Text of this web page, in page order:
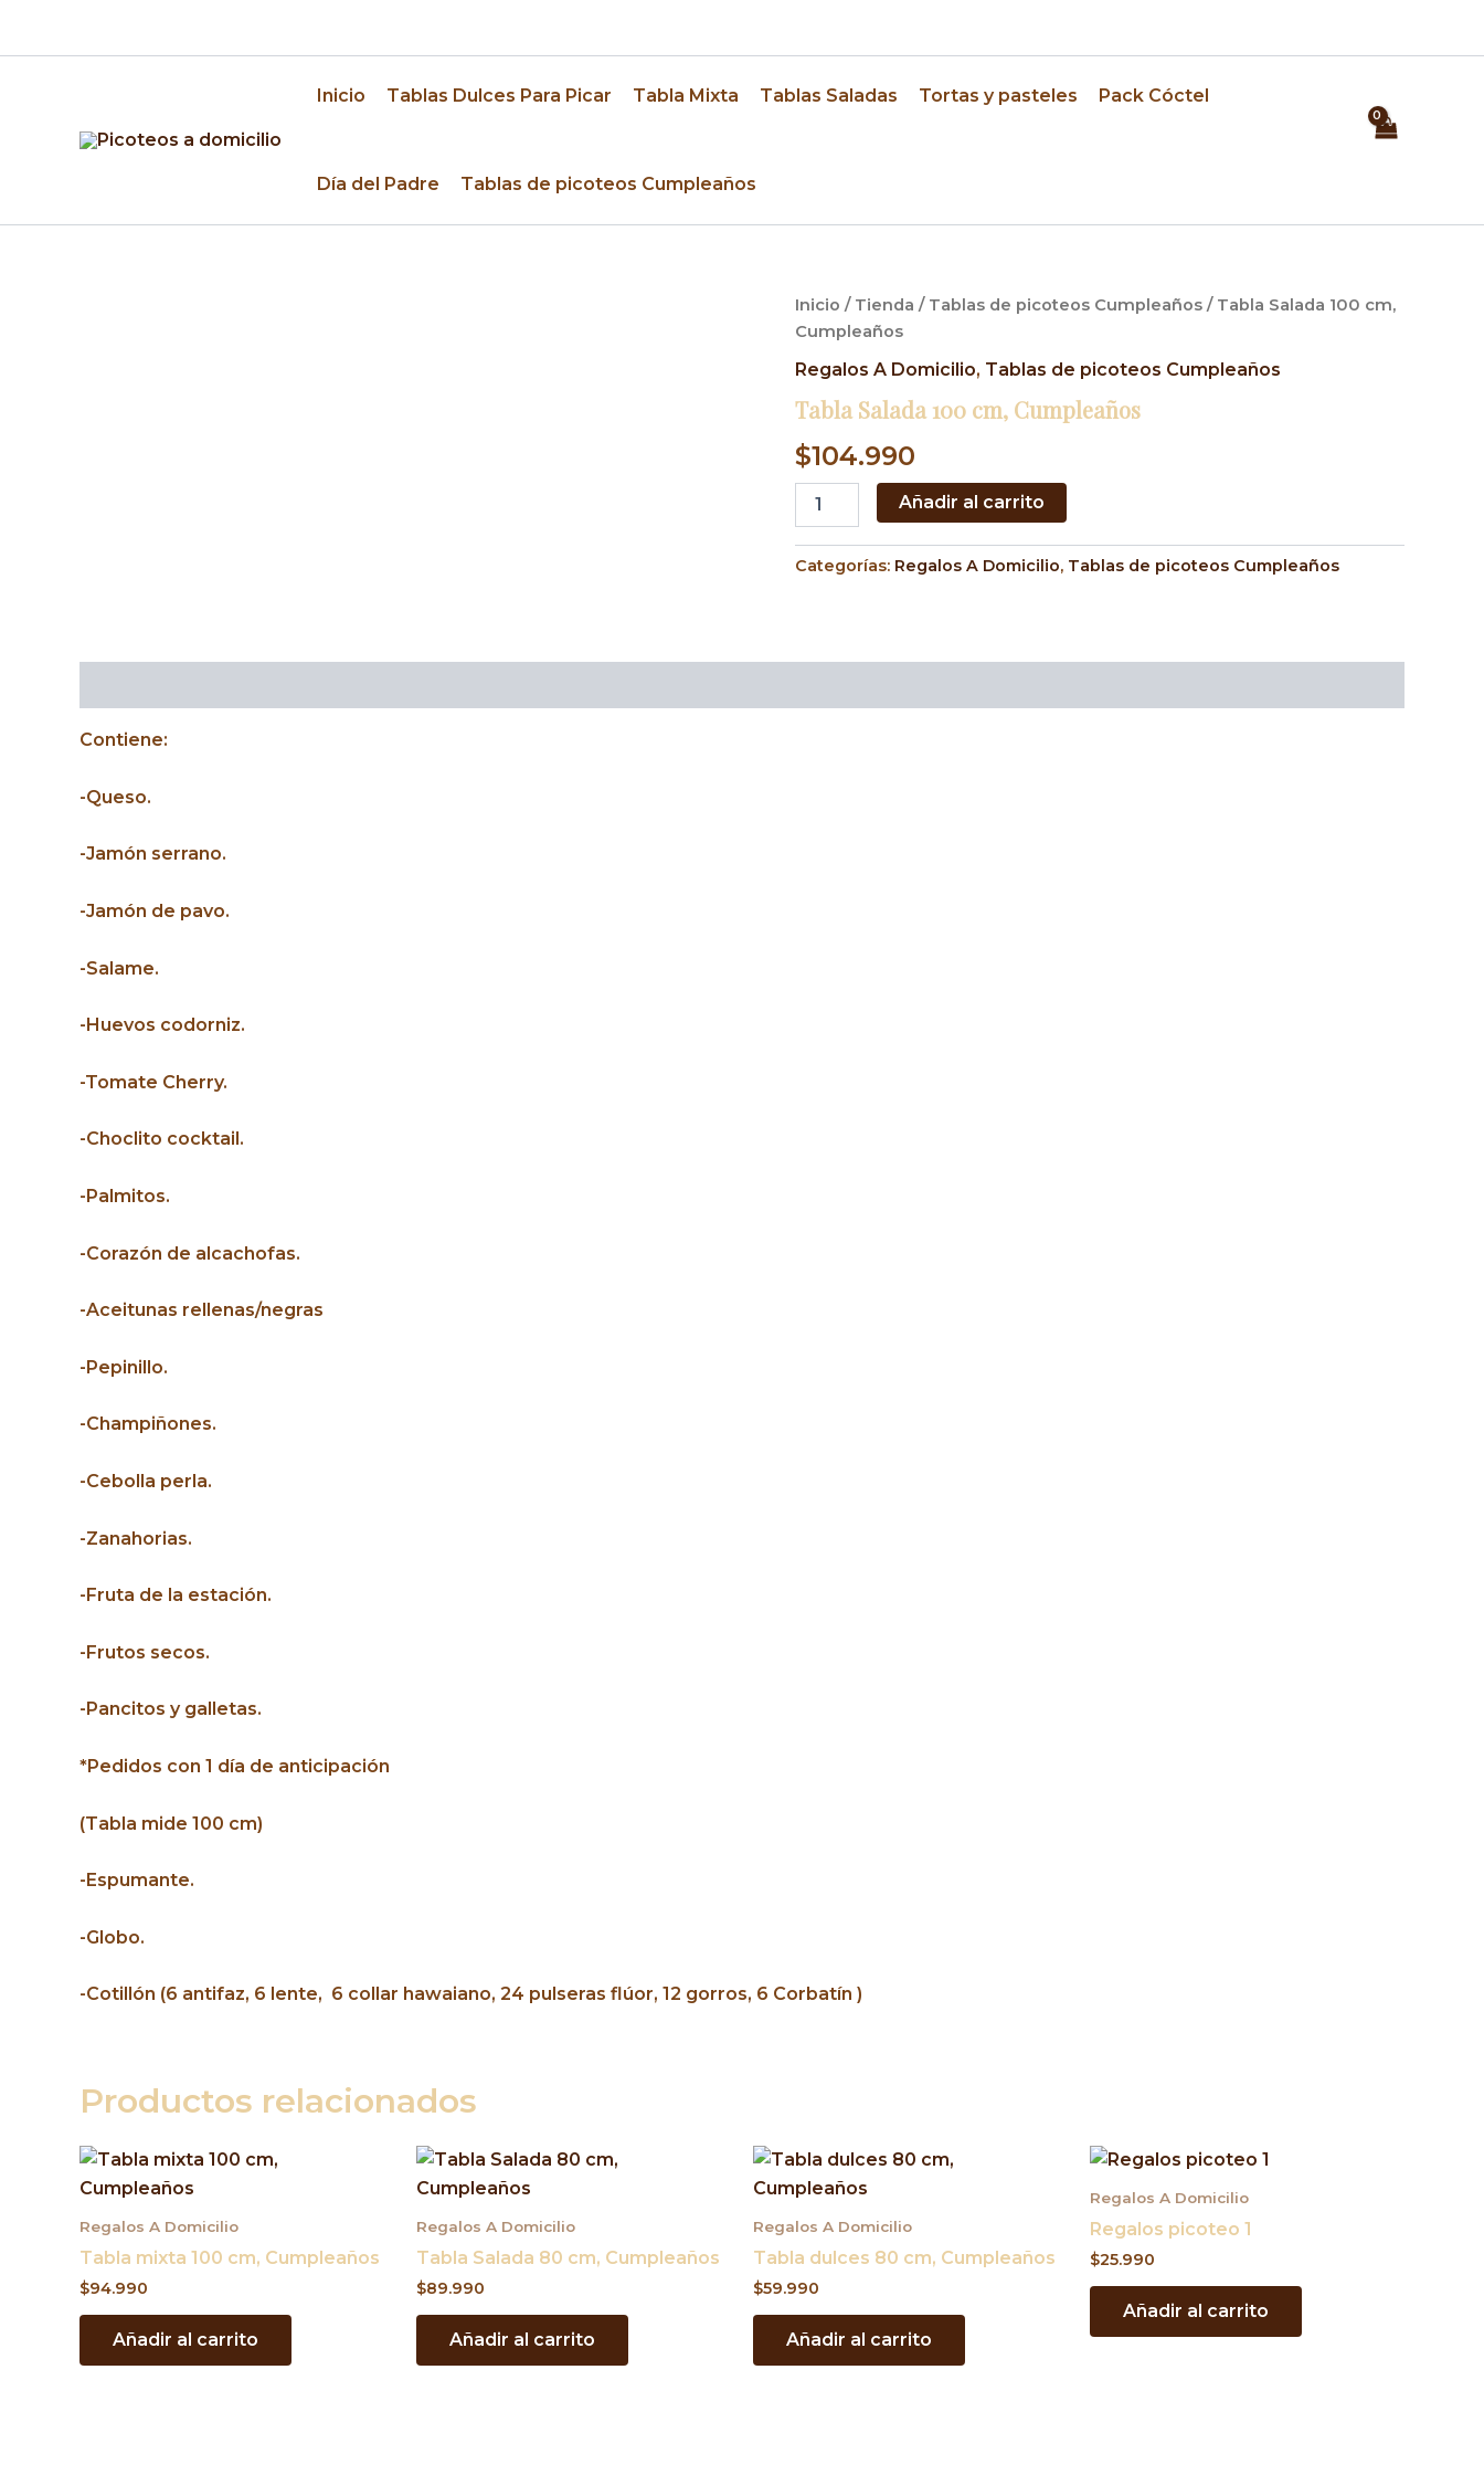
Inicio Tablas Dulces Para Picar Tabla Mixta Tablas Saladas Tortas y pasteles Pack Cóctel
Día del Padre Tablas de picoteos Cumpleaños
Inicio / Tienda / Tablas de picoteos Cumpleaños / Tabla Salada 100 cm,
Cumpleaños
Regalos A Domicilio, Tablas de picoteos Cumpleaños
Tabla Salada 100 cm, Cumpleaños
$104.990
Tabla
Salada
cm,
cantidad
Añadir al carrito
Categorías: Regalos A Domicilio, Tablas de picoteos Cumpleaños
Contiene:
-Queso.
-Jamón serrano.
-Jamón de pavo.
-Salame.
-Huevos codorniz.
-Tomate Cherry.
-Choclito cocktail.
-Palmitos.
-Corazón de alcachofas.
-Aceitunas rellenas/negras
-Pepinillo.
-Champiñones.
-Cebolla perla.
-Zanahorias.
-Fruta de la estación.
-Frutos secos.
-Pancitos y galletas.
*Pedidos con 1 día de anticipación
(Tabla mide 100 cm)
-Espumante.
-Globo.
-Cotillón (6 antifaz, 6 lente, 6 collar hawaiano, 24 pulseras flúor, 12 gorros, 6 Corbatín )
Productos relacionados
Regalos A Domicilio
Tabla mixta 100 cm, Cumpleaños
$94.990
Añadir al carrito
Regalos A Domicilio
Tabla Salada 80 cm, Cumpleaños
$89.990
Añadir al carrito
Regalos A Domicilio
Tabla dulces 80 cm, Cumpleaños
$59.990
Añadir al carrito
Regalos A Domicilio
Regalos picoteo 1
$25.990
Añadir al carrito